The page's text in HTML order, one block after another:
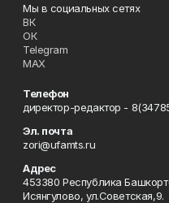
Мы в социальных сетях
ВК
ОК
Telegram
MAX
Телефон
директор-редактор -
Эл. почта
zori@ufamts.ru
Адрес
453380 Республика
Исянгулово, ул.Советская,9.